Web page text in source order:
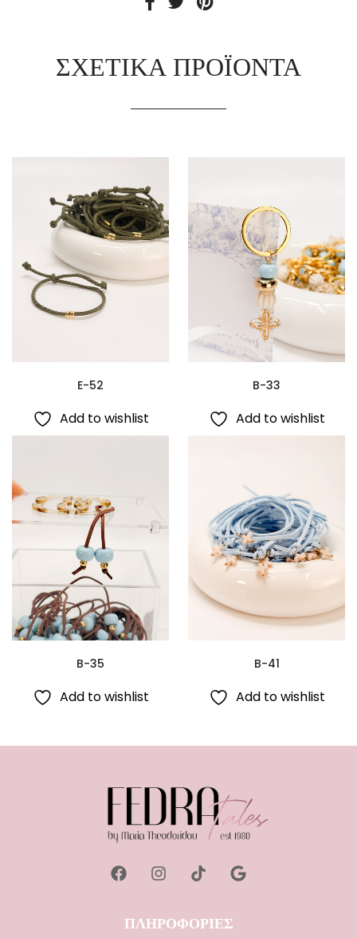
ΣΧΕΤΙΚΆ ΠΡΟΪΌΝΤΑ
E-52
Add to wishlist
B-33
Add to wishlist
B-35
Add to wishlist
B-41
Add to wishlist
ΠΛΗΡΟΦΟΡΙΕΣ